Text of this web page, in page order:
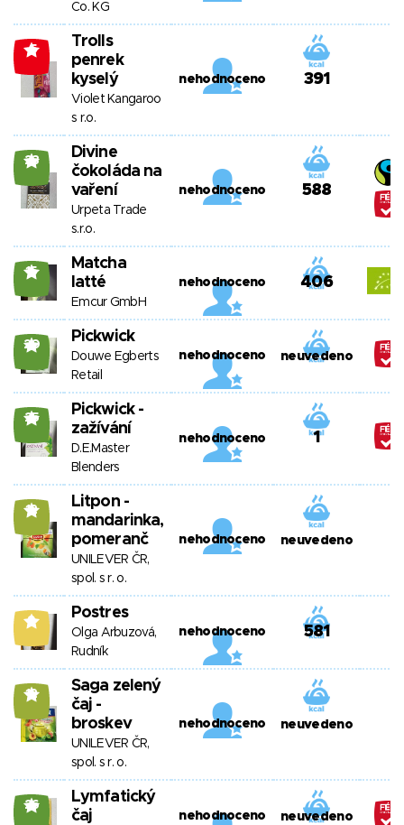
Co. KG
-5
Trolls
penrek
kyselý
Violet Kangaroo
s r.o.
nehodnoceno 391
23
Divine
čokoláda na
vaření
Urpeta Trade
s.r.o.
nehodnoceno 588
15
Matcha
latté
Emcur GmbH
nehodnoceno 406
20 Pickwick
Douwe Egberts
Retail
nehodnoceno neuvedeno
25
Pickwick -
zažívání
D.E.Master
Blenders
nehodnoceno 1
12
Litpon -
mandarinka,
pomeranč
UNILEVER ČR,
spol. s r. o.
nehodnoceno neuvedeno
9 Postres
Olga Arbuzová,
Rudník
nehodnoceno 581
12
Saga zelený
čaj -
broskev
UNILEVER ČR,
spol. s r. o.
nehodnoceno neuvedeno
26
Lymfatický
čaj
nehodnoceno neuvedeno